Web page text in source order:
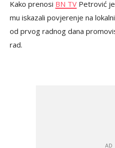
Kako prenosi BN TV Petrović
mu iskazali povjerenje na
od prvog radnog dana
rad.